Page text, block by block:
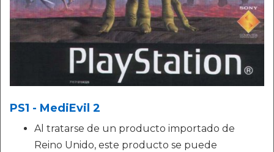
PS1 - MediEvil 2
Al tratarse de un producto importado de
Reino Unido, este producto se puede